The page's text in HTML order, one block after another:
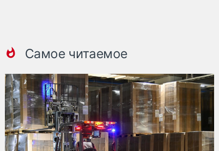
Самое читаемое